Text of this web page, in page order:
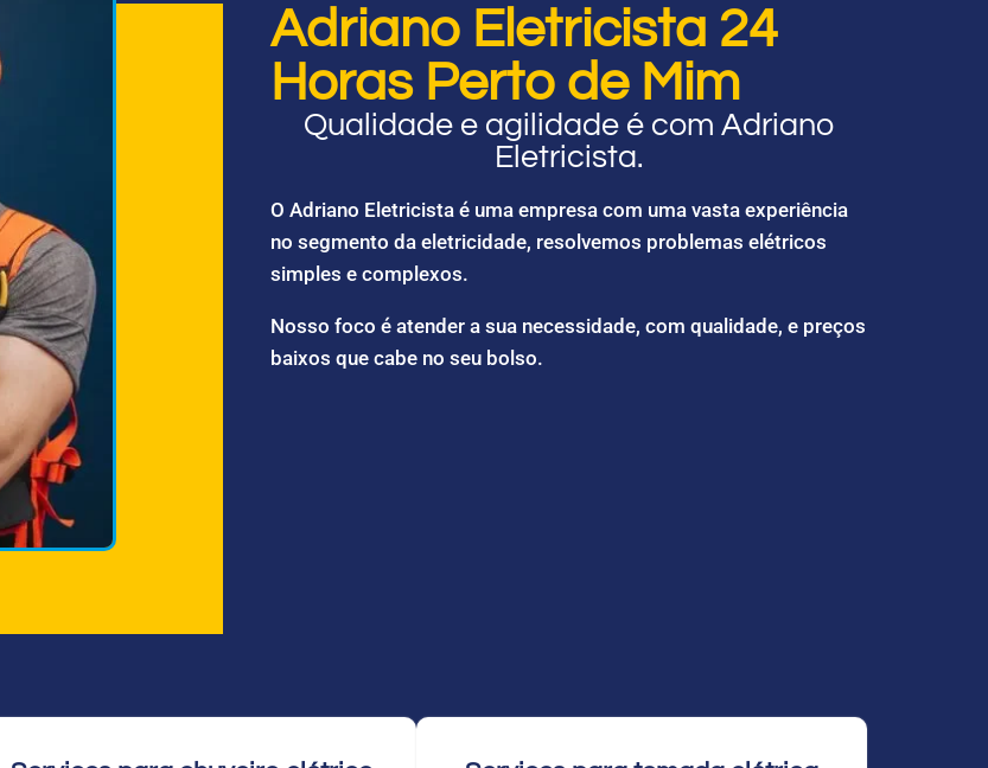
Adriano Eletricista 24
Horas Perto de Mim
Qualidade e agilidade é com Adriano
Eletricista.
O Adriano Eletricista é uma empresa com uma vasta experiência
no segmento da eletricidade, resolvemos problemas elétricos
simples e complexos.
Nosso foco é atender a sua necessidade, com qualidade, e preços
baixos que cabe no seu bolso.